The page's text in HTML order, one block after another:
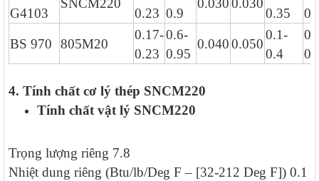
G4103
SNCM220
0.23 0.9
0.0300.030
0.35
BS 970 805M20
0.17-
0.23
0.6-
0.95
0.0400.050
0.1-
0.4
4. Tính chất cơ lý thép SNCM220
Tính chất vật lý SNCM220
Trọng lượng riêng 7.8
Nhiệt dung riêng (Btu/lb/Deg F – [32-212 Deg F]) 0.1